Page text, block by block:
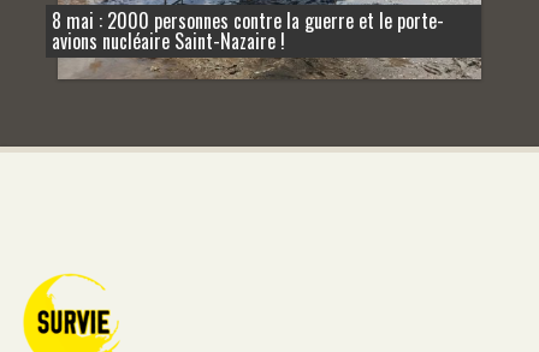
8 mai : 2000 personnes contre la guerre et le porte-
avions nucléaire Saint-Nazaire !